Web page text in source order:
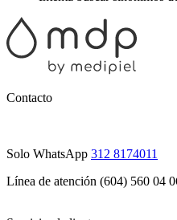
Contacto
Solo WhatsApp 312 8174011
Línea de atención (604) 560 04